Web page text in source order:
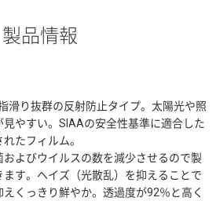
製品情報
滑り抜群の反射防止タイプ。太陽光や照
やすい。SIAAの安全性基準に適合した
たフィルム。
よびウイルスの数を減少させるので製
す。ヘイズ（光散乱）を抑えることで
くっきり鮮やか。透過度が92％と高く